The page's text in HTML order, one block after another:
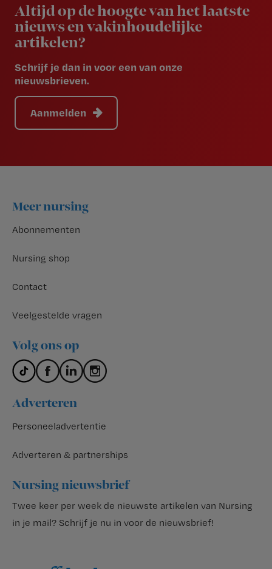
Altijd op de hoogte van het laatste
nieuws en vakinhoudelijke
artikelen?
Schrijf je dan in voor een van onze
nieuwsbrieven.
Aanmelden
Footer
Meer nursing
Abonnementen
Nursing shop
Contact
Veelgestelde vragen
Volg ons op
Adverteren
Personeeladvertentie
Adverteren & partnerships
Nursing nieuwsbrief
Twee keer per week de nieuwste artikelen van Nursing
in je mail? Schrijf je nu in voor de nieuwsbrief!